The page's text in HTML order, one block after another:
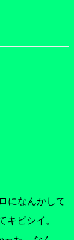
になんかして
キビシイ。